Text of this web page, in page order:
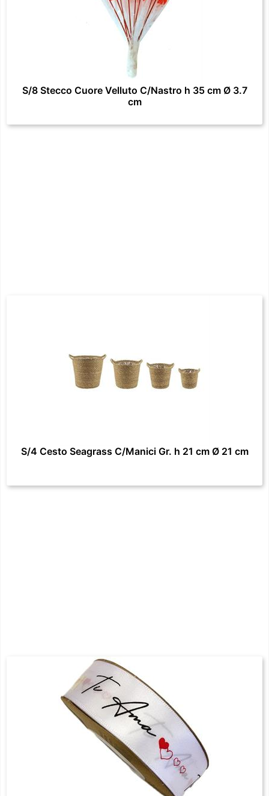
S/8 Stecco Cuore Velluto C/Nastro h 35 cm Ø 3.7
cm
S/4 Cesto Seagrass C/Manici Gr. h 21 cm Ø 21 cm